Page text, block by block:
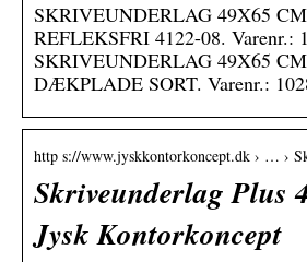
SKRIVEUNDERLAG 49X65
REFLEKSFRI 4122-08. Varenr.:
SKRIVEUNDERLAG 49X65
DÆKPLADE SORT. Varenr.:
http s://www.jyskkontorkoncept.dk › … ›
Skriveunderlag Plus
Jysk Kontorkoncept